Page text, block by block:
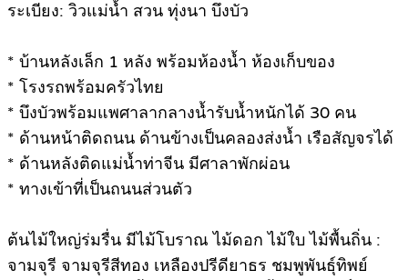
ระเบียง: วิวแม่น้ำ สวน ทุ่งนา บึงบัว
* บ้านหลังเล็ก 1 หลัง พร้อมห้องน้ำ ห้องเก็บของ
* โรงรถพร้อมครัวไทย
* บึงบัวพร้อมแพศาลากลางน้ำรับน้ำหนักได้ 30 คน
* ด้านหน้าติดถนน ด้านข้างเป็นคลองส่งน้ำ เรือสัญจรได้
* ด้านหลังติดแม่น้ำท่าจีน มีศาลาพักผ่อน
* ทางเข้าที่เป็นถนนส่วนตัว
ต้นไม้ใหญ่ร่มรื่น มีไม้โบราณ ไม้ดอก ไม้ใบ ไม้พื้นถิ่น :
จามจุรี จามจุรีสีทอง เหลืองปรีดียาธร ชมพูพันธุ์ทิพย์